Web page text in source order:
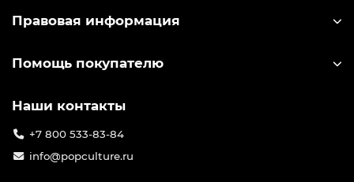
Правовая информация
Помощь покупателю
Наши контакты
+7 800 533-83-84
info@popculture.ru